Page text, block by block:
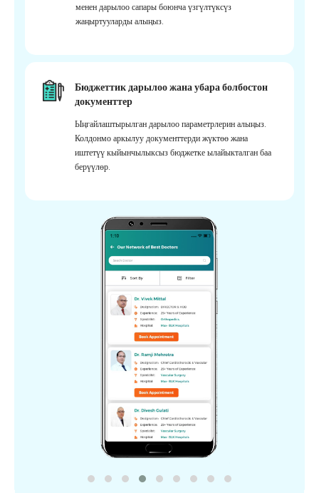
менен дарылоо сапары боюнча үзгүлтүксүз
жаңыртууларды алыңыз.
Бюджеттик дарылоо жана убара болбостон
документтер
Ыңгайлаштырылган дарылоо параметрлерин алыңыз.
Колдонмо аркылуу документтерди жүктөө жана
иштетүү кыйынчылыксыз бюджетке ылайыкталган баа
берүүлөр.